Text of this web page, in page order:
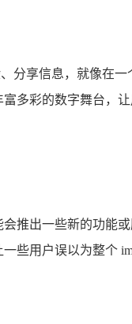
分享信息，就像在
多彩的数字舞台，
推出一些新的功能
些用户误以为整个